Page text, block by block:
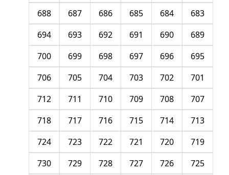
683
684
685
686
687
688
689
690
691
692
693
694
695
696
697
698
699
700
701
702
703
704
705
706
707
708
709
710
711
712
713
714
715
716
717
718
719
720
721
722
723
724
725
726
727
728
729
730